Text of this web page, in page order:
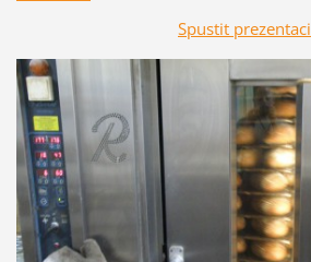
Spustit prezentaci